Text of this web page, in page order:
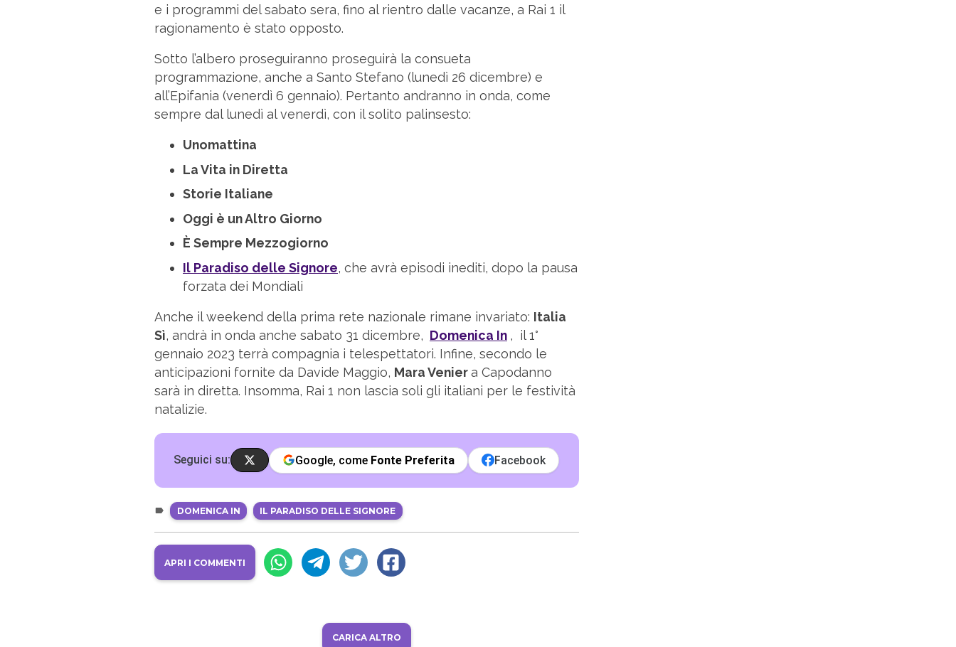
e i programmi del sabato sera, fino al rientro dalle vacanze, a Rai 1 il
ragionamento è stato opposto.
Sotto l’albero proseguiranno proseguirà la consueta
programmazione, anche a Santo Stefano (lunedì 26 dicembre) e
all’Epifania (venerdì 6 gennaio). Pertanto andranno in onda, come
sempre dal lunedì al venerdì, con il solito palinsesto:
Unomattina
La Vita in Diretta
Storie Italiane
Oggi è un Altro Giorno
È Sempre Mezzogiorno
Il Paradiso delle Signore, che avrà episodi inediti, dopo la pausa
forzata dei Mondiali
Anche il weekend della prima rete nazionale rimane invariato: Italia
Sì, andrà in onda anche sabato 31 dicembre, Domenica In , il 1°
gennaio 2023 terrà compagnia i telespettatori. Infine, secondo le
anticipazioni fornite da Davide Maggio, Mara Veniera Capodanno
sarà in diretta. Insomma, Rai 1 non lascia soli gli italiani per le festività
natalizie.
Seguici su: Google, come Fonte Preferita Facebook
DOMENICA IN IL PARADISO DELLE SIGNORE
APRI I COMMENTI
CARICA ALTRO